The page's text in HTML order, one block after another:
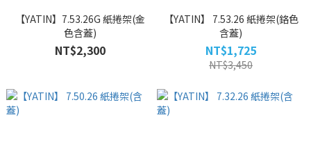
【YATIN】7.53.26G 紙捲架(金
色含蓋)
NT$2,300
【YATIN】 7.53.26 紙捲架(鉻色
含蓋)
NT$1,725
NT$3,450